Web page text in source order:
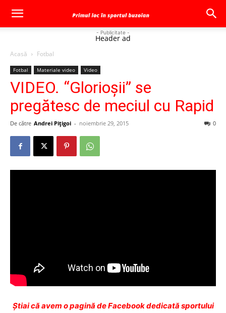
- Publicitate -
Header ad
Acasă Fotbal
Fotbal Materiale video Video
VIDEO. “Glorioşii” se
pregătesc de meciul cu Rapid
De către Andrei Pițigoi - noiembrie 29, 2015 0
Ştiai că avem o pagină de Facebook dedicată sportului